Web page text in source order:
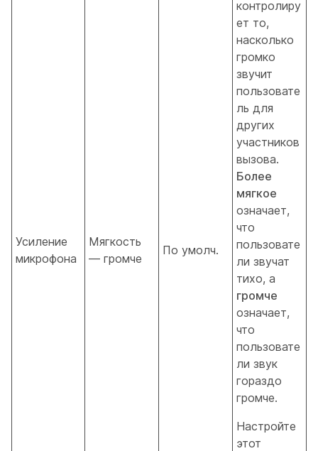
Усиление
микрофона
Мягкость
— громче
По умолч.
контролиру
ет то,
насколько
громко
звучит
пользовате
ль для
других
участников
вызова.
Более
мягкое
означает,
что
пользовате
ли звучат
тихо, а
громче
означает,
что
пользовате
ли звук
гораздо
громче.
Настройте
этот